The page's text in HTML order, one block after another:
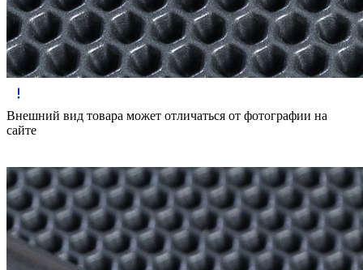
Внешний вид товара может отличаться от фотографии на
сайте